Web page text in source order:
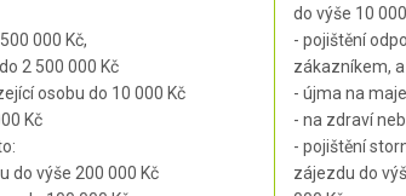
000 Kč,
2 500 000 Kč
osobu do 10 000 Kč
Kč
do výše 200 000 Kč
do výše 10
- pojištění
zákazníkem,
- újma na
- na zdraví
- pojištění
zájezdu do